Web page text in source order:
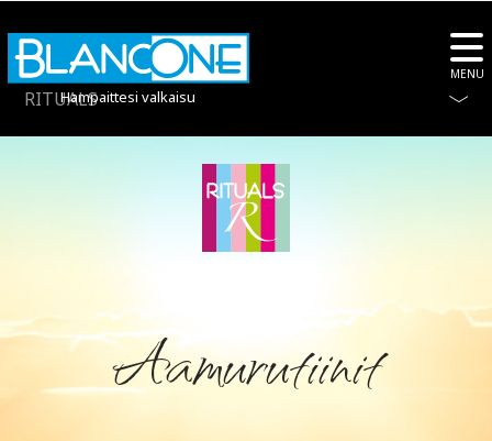
Hampaittesi valkaisu
MENU
RITUALS
Aamurutiinit